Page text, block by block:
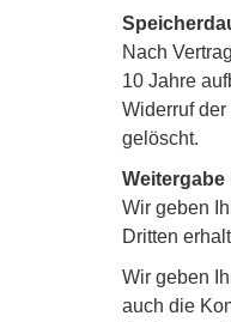
Nach
10 Jahre
Widerruf
gelöscht.
Weitergabe
Wir geben
Dritten
Wir geben
auch die